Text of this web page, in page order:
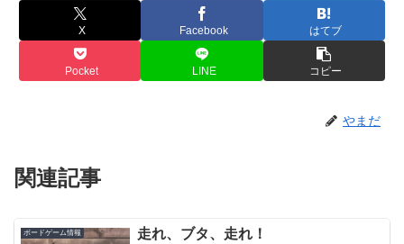
X Facebook はてブ
Pocket LINE コピー
やまだ
関連記事
ボードゲーム情報 走れ、ブタ、走れ！